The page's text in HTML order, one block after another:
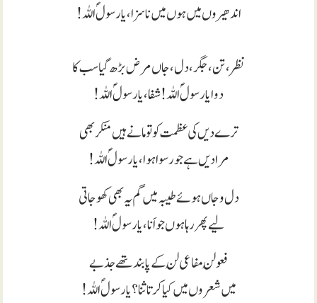
اندھیروں میں ہوں میں نا سزا، یارسولؐ اللہ!
نظر،تن ،جگر ،دل، جاں مرض بڑھ گیا سب کا
دوا یارسولؐ اللہ! شفا، یارسولؐ اللہ!
ترے دیں کی عظمت کو تو مانے ہیں منکر بھی
مرا دیں ہے جو رسوا ہوا، یارسولؐ اللہ!
دل و جاں ہوئے طیبہ میں گم یہ بھی کھو جاتی
لیے پھر رہا ہوں جو اَنا، یارسولؐ اللہ!
فعولُن مفاعی لُن کے پابند تھے جذبے
میں شعروں میں کیا کرتا ثنا؟ یارسولؐ اللہ!